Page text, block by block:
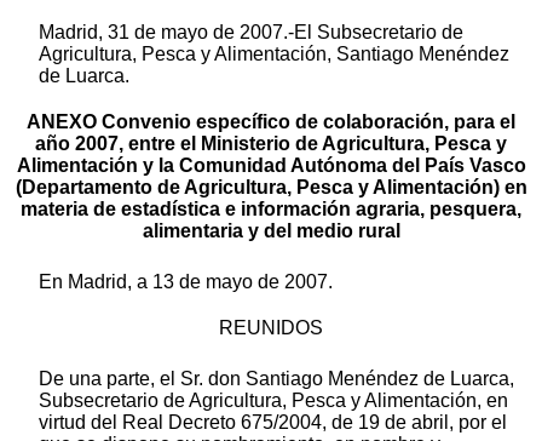
Madrid, 31 de mayo de 2007.-El Subsecretario de
Agricultura, Pesca y Alimentación, Santiago Menéndez
de Luarca.
ANEXO Convenio específico de colaboración, para el
año 2007, entre el Ministerio de Agricultura, Pesca y
Alimentación y la Comunidad Autónoma del País Vasco
(Departamento de Agricultura, Pesca y Alimentación) en
materia de estadística e información agraria, pesquera,
alimentaria y del medio rural
En Madrid, a 13 de mayo de 2007.
REUNIDOS
De una parte, el Sr. don Santiago Menéndez de Luarca,
Subsecretario de Agricultura, Pesca y Alimentación, en
virtud del Real Decreto 675/2004, de 19 de abril, por el